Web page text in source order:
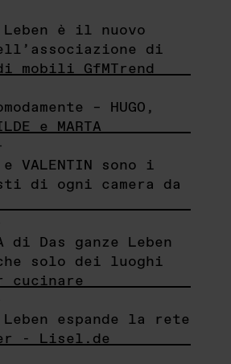
Leben è il nuovo
di
mobili GfMTrend
– HUGO,
e MARTA
e VALENTIN sono i
di ogni camera da
di Das ganze Leben
solo dei luoghi
cucinare
Leben espande la rete
- Lisel.de